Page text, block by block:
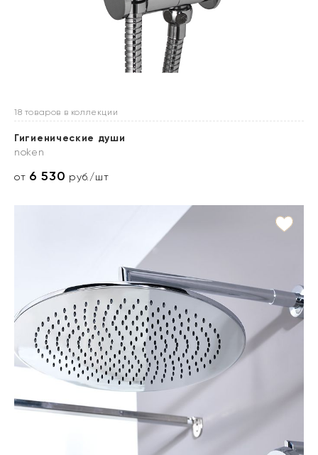
18 товаров в коллекции
Гигиенические души
noken
от 6 530 руб./шт